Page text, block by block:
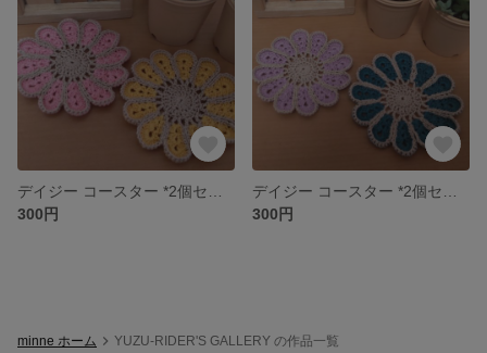
300円
300円
minne ホーム YUZU-RIDER'S GALLERY の作品一覧